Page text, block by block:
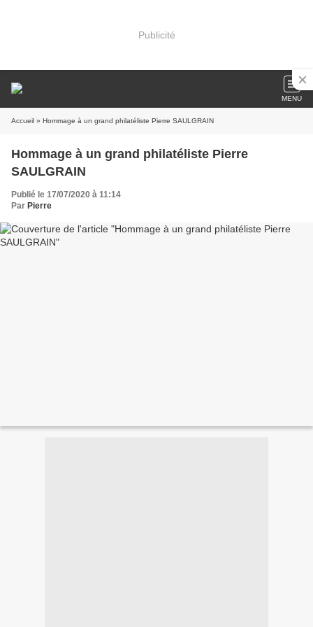
Publicité
MENU
Accueil » Hommage à un grand philatéliste Pierre SAULGRAIN
Hommage à un grand philatéliste Pierre
SAULGRAIN
Publié le 17/07/2020 à 11:14
Par Pierre